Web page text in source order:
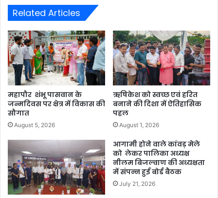
Related Articles
महापौर शंभू पासवान के
जन्मदिवस पर क्षेत्र में विकास की
सौगात
August 5, 2026
ऋषिकेश को स्वच्छ एवं हरित
बनाने की दिशा में ऐतिहासिक
पहल
August 1, 2026
आगामी होने वाले कांवड़ मेले
को लेकर पालिका अध्यक्ष
नीलम बिजल्वाण की अध्यक्षता
में संपन्न हुई बोर्ड बैठक
July 21, 2026